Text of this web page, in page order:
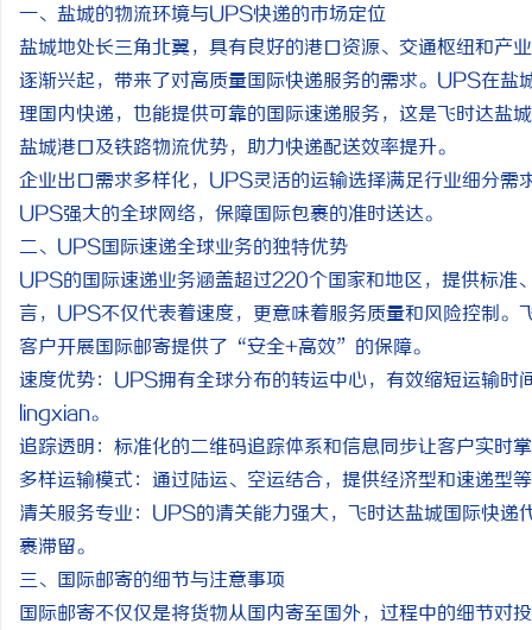
一、盐城的物流环境与UPS快递的市场定位
盐城地处长三角北翼，具有良好的港口资源、交通枢纽和产
逐渐兴起，带来了对高质量国际快递服务的需求。UPS在盐
理国内快递，也能提供可靠的国际速递服务，这是飞时达盐
盐城港口及铁路物流优势，助力快递配送效率提升。
企业出口需求多样化，UPS灵活的运输选择满足行业细分需
UPS强大的全球网络，保障国际包裹的准时送达。
二、UPS国际速递全球业务的独特优势
UPS的国际速递业务涵盖超过220个国家和地区，提供标准
言，UPS不仅代表着速度，更意味着服务质量和风险控制
客户开展国际邮寄提供了“安全+高效”的保障。
速度优势：UPS拥有全球分布的转运中心，有效缩短运输时
lingxian。
追踪透明：标准化的二维码追踪体系和信息同步让客户实时
多样运输模式：通过陆运、空运结合，提供经济型和速递型
清关服务专业：UPS的清关能力强大，飞时达盐城国际快
裹滞留。
三、国际邮寄的细节与注意事项
国际邮寄不仅仅是将货物从国内寄至国外，过程中的细节对